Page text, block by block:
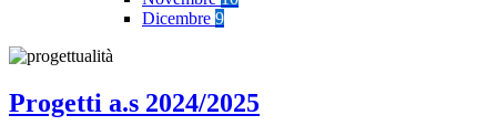
Dicembre 9
Progetti a.s 2024/2025